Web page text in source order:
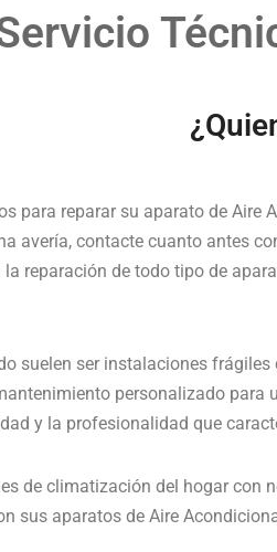
para reparar su aparato de
avería, contacte cuanto antes
reparación de todo tipo de
suelen ser instalaciones
personalizado para
y la profesionalidad que
de climatización del hogar con
sus aparatos de Aire